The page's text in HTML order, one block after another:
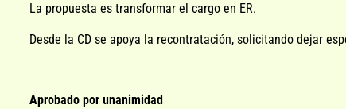
La propuesta es transformar el cargo en ER.
Desde la CD se apoya la recontratación, solicitando dejar
Aprobado por unanimidad